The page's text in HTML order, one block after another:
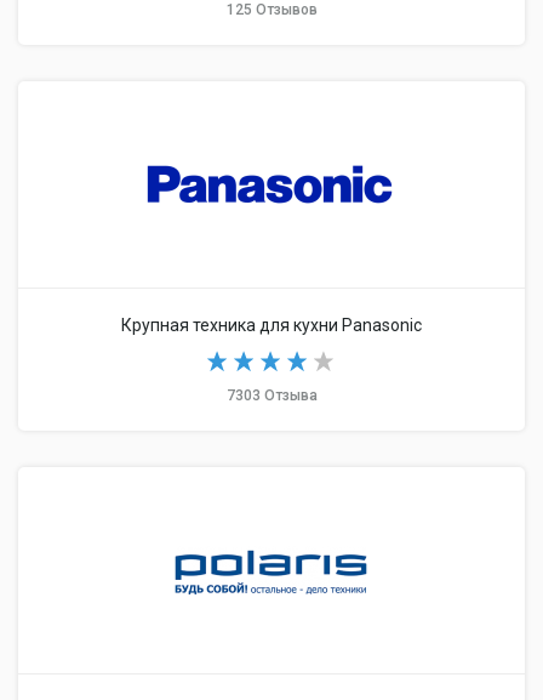
125 Отзывов
Крупная техника для кухни Panasonic
7303 Отзыва